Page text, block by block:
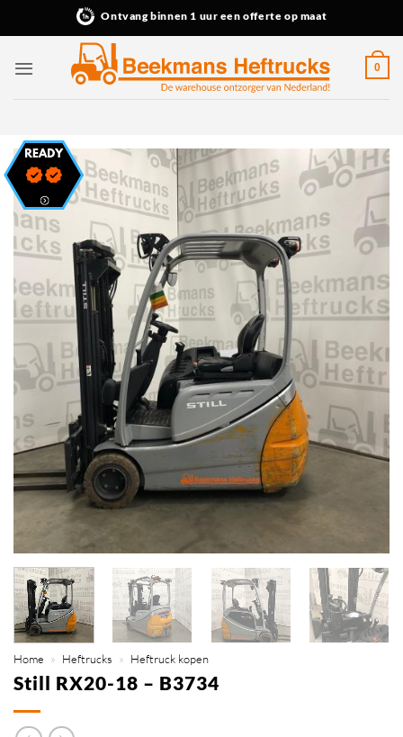
Ontvang binnen 1 uur een offerte op maat
0
Home » Heftrucks » Heftruck kopen
Still RX20-18 – B3734